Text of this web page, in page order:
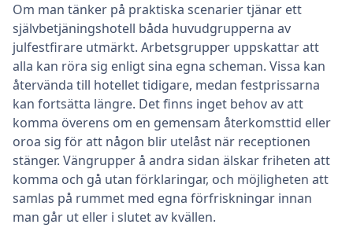
Om man tänker på praktiska scenarier tjänar ett
självbetjäningshotell båda huvudgrupperna av
julfestfirare utmärkt. Arbetsgrupper uppskattar att
alla kan röra sig enligt sina egna scheman. Vissa kan
återvända till hotellet tidigare, medan festprissarna
kan fortsätta längre. Det finns inget behov av att
komma överens om en gemensam återkomsttid eller
oroa sig för att någon blir utelåst när receptionen
stänger. Vängrupper å andra sidan älskar friheten att
komma och gå utan förklaringar, och möjligheten att
samlas på rummet med egna förfriskningar innan
man går ut eller i slutet av kvällen.